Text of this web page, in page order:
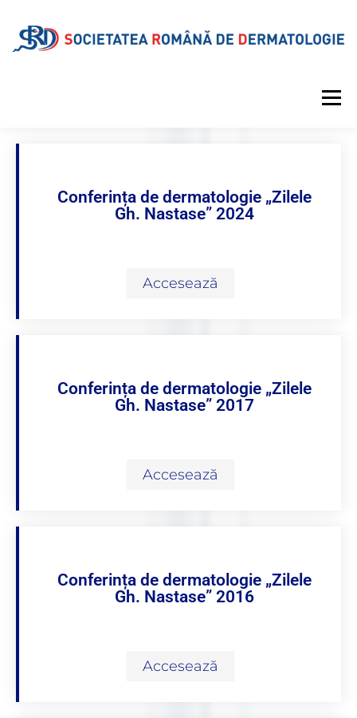
Meniu
PROIECTE EDITORIALE INFORMAȚII MEDICALE
REVISTA CONTUL MEU
Conferința de dermatologie „Zilele
Gh. Nastase” 2024
Accesează
Conferința de dermatologie „Zilele
Gh. Nastase” 2017
Accesează
Conferința de dermatologie „Zilele
Gh. Nastase” 2016
Accesează